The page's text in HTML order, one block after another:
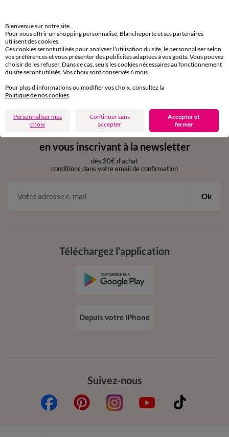
Retours gratuits
sous 30 jours avec Mondial Relay uniquement
Service clients
par chat et par téléphone
de 8h00 à 20h00 du lundi au samedi
11€ Offerts
en vous inscrivant à la newsletter
dès 20€ d’achat
conditions dans votre email de confirmation
Ok
Suivez-nous
Téléchargez l’application
Depuis votre iPhone
Bienvenue sur notre site.
Pour vous offrir un shopping personnalisé, Blancheporte et ses partenaires
utilisent des cookies.
Ces cookies seront utilisés pour analyser l'utilisation du site, le personnaliser selon
vos préférences et vous présenter des publicités adaptées à vos goûts. Vous pouvez
choisir de les refuser. Dans ce cas, seuls les cookies nécessaires au fonctionnement
du site seront utilisés. Vos choix sont conservés 6 mois.
Pour plus d'informations ou modifier vos choix, consultez la
Politique de nos cookies
Personnaliser mes
choix
Continuer sans
accepter
Accepter et
fermer